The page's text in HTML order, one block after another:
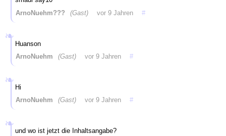
ArnoNuehm???
(Gast) vor 9 Jahren #
Huanson
ArnoNuehm
(Gast) vor 9 Jahren #
Hi
ArnoNuehm
(Gast) vor 9 Jahren #
und wo ist jetzt die Inhaltsangabe?